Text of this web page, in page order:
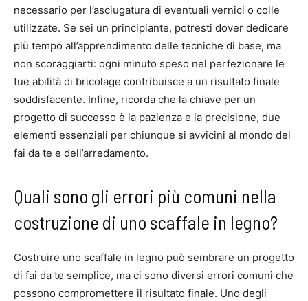
necessario per l’asciugatura di eventuali vernici o colle
utilizzate. Se sei un principiante, potresti dover dedicare
più tempo all’apprendimento delle tecniche di base, ma
non scoraggiarti: ogni minuto speso nel perfezionare le
tue abilità di bricolage contribuisce a un risultato finale
soddisfacente. Infine, ricorda che la chiave per un
progetto di successo è la pazienza e la precisione, due
elementi essenziali per chiunque si avvicini al mondo del
fai da te e dell’arredamento.
Quali sono gli errori più comuni nella
costruzione di uno scaffale in legno?
Costruire uno scaffale in legno può sembrare un progetto
di fai da te semplice, ma ci sono diversi errori comuni che
possono compromettere il risultato finale. Uno degli